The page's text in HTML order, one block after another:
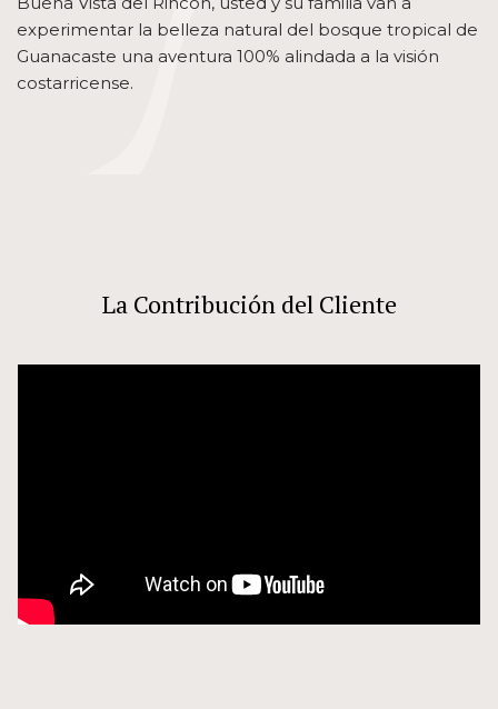
experimentar la belleza natural del bosque tropical de
Guanacaste una aventura 100% alindada a la visión
costarricense.
La Contribución del Cliente